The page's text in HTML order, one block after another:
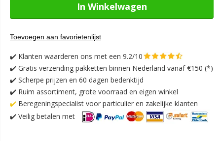
In Winkelwagen
Toevoegen aan favorietenlijst
✔️ Klanten waarderen ons met een 9.2/10
✔️ Gratis verzending pakketten binnen Nederland vanaf €150 (*)
✔️ Scherpe prijzen en 60 dagen bedenktijd
✔️ Ruim assortiment, grote voorraad en eigen winkel
✔️ Beregeningspecialist voor particulier en zakelijke klanten
✔️ Veilig betalen met